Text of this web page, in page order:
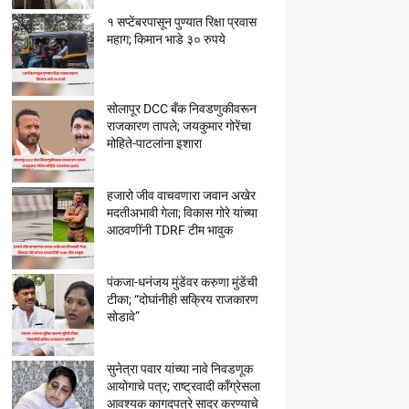
१ सप्टेंबरपासून पुण्यात रिक्षा प्रवास
महाग; किमान भाडे ३० रुपये
सोलापूर DCC बँक निवडणुकीवरून
राजकारण तापले; जयकुमार गोरेंचा
मोहिते-पाटलांना इशारा
हजारो जीव वाचवणारा जवान अखेर
मदतीअभावी गेला; विकास गोरे यांच्या
आठवणींनी TDRF टीम भावुक
पंकजा-धनंजय मुंडेंवर करुणा मुंडेंची
टीका; “दोघांनीही सक्रिय राजकारण
सोडावे”
सुनेत्रा पवार यांच्या नावे निवडणूक
आयोगाचे पत्र; राष्ट्रवादी काँग्रेसला
आवश्यक कागदपत्रे सादर करण्याचे